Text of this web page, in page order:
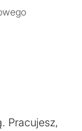
Pracujesz,